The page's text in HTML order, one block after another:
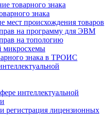
товарного знака
знака
мест происхождения товаров
на программу для ЭВМ
на топологию
микросхемы
знака в ТРОИС
интеллектуальной
регистрация лицензионных